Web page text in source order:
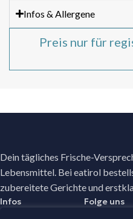
Infos & Allergene
Preis nur für
Dein tägliches Frische-
Lebensmittel. Bei eatirol
zubereitete Gerichte und
Infos Folge uns